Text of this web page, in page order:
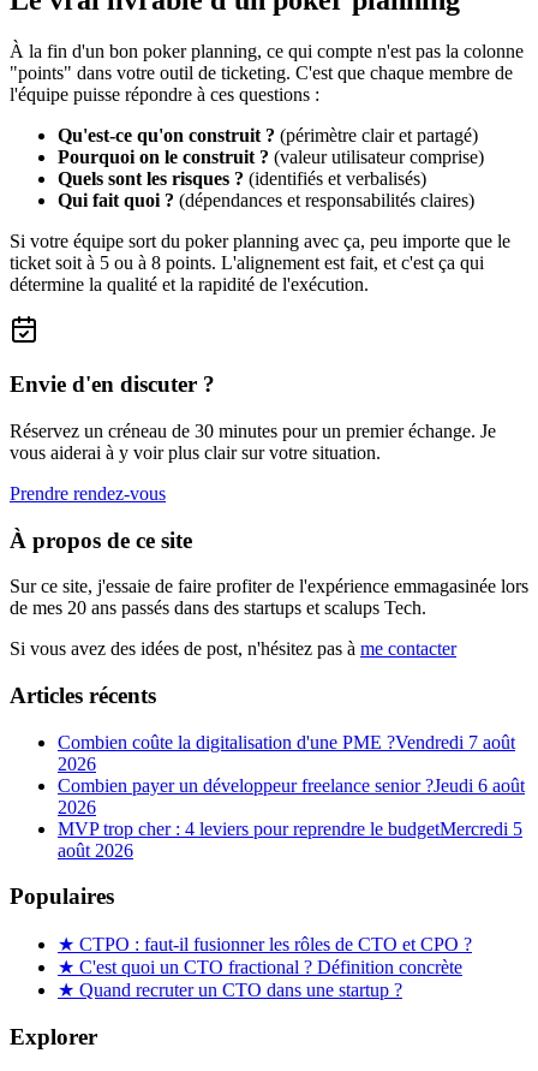
À la fin d'un bon poker planning, ce qui compte n'est pas la colonne
"points" dans votre outil de ticketing. C'est que chaque membre de
l'équipe puisse répondre à ces questions :
Qu'est-ce qu'on construit ? (périmètre clair et partagé)
Pourquoi on le construit ? (valeur utilisateur comprise)
Quels sont les risques ? (identifiés et verbalisés)
Qui fait quoi ? (dépendances et responsabilités claires)
Si votre équipe sort du poker planning avec ça, peu importe que le
ticket soit à 5 ou à 8 points. L'alignement est fait, et c'est ça qui
détermine la qualité et la rapidité de l'exécution.
Envie d'en discuter ?
Réservez un créneau de 30 minutes pour un premier échange. Je
vous aiderai à y voir plus clair sur votre situation.
Prendre rendez-vous
À propos de ce site
Sur ce site, j'essaie de faire profiter de l'expérience emmagasinée lors
de mes 20 ans passés dans des startups et scalups Tech.
Si vous avez des idées de post, n'hésitez pas à me contacter
Articles récents
Combien coûte la digitalisation d'une PME ?Vendredi 7 août
2026
Combien payer un développeur freelance senior ?Jeudi 6 août
2026
MVP trop cher : 4 leviers pour reprendre le budgetMercredi 5
août 2026
Populaires
★ CTPO : faut-il fusionner les rôles de CTO et CPO ?
★ C'est quoi un CTO fractional ? Définition concrète
★ Quand recruter un CTO dans une startup ?
Explorer